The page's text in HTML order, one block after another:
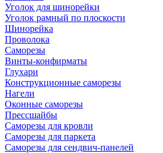
Уголок для шинорейки
Уголок рамный по плоскости
Шинорейка
Проволока
Саморезы
Винты-конфирматы
Глухари
Конструкционные саморезы
Нагели
Оконные саморезы
Прессшайбы
Саморезы для кровли
Саморезы для паркета
Саморезы для сендвич-панелей